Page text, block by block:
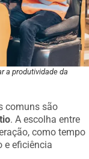
a produtividade da
são
. A escolha entre
como tempo
eficiência